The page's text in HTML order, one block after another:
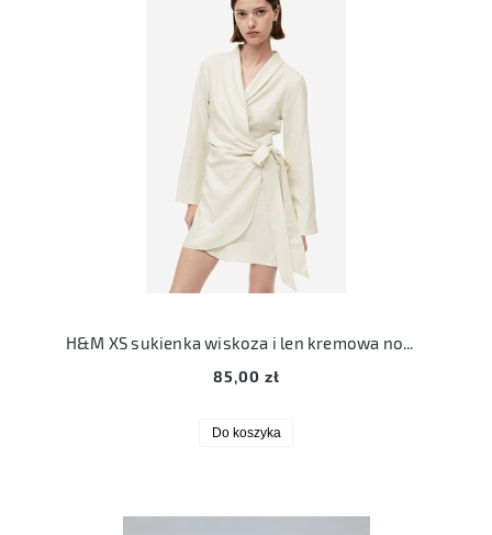
H&M XS sukienka wiskoza i len kremowa nowa z metkami
85,00 zł
Do koszyka